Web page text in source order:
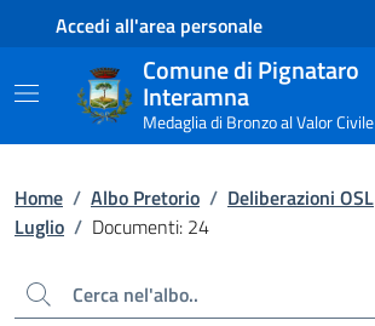
Contenuto principale
Piede di paginaAccedi all'area personale
Comune di Pignataro
Interamna
Medaglia di Bronzo al Valor Civile
Home / Albo Pretorio / Deliberazioni OSL
Luglio / Documenti: 24
Cerca